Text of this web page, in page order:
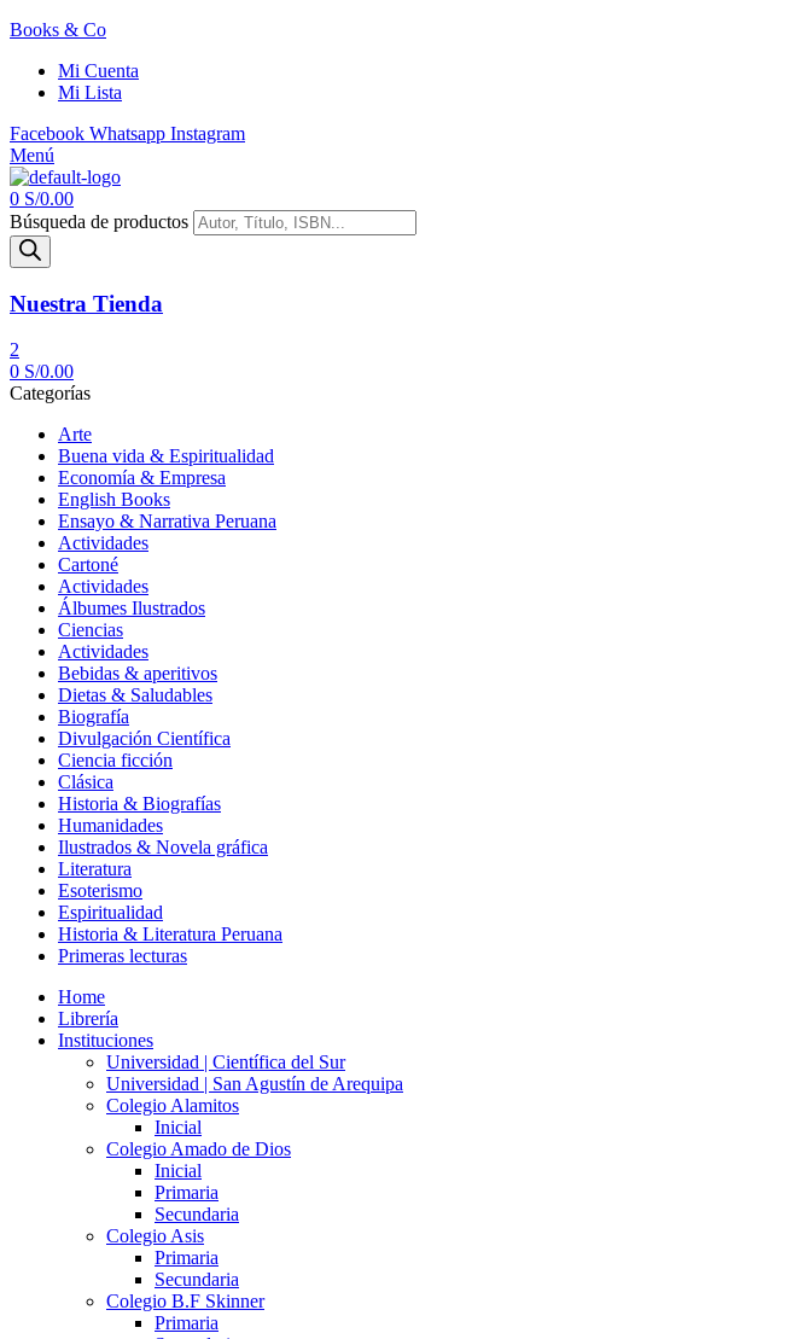
Books & Co
Mi Cuenta
Mi Lista
Facebook Whatsapp Instagram
Menú
0 S/0.00
Búsqueda de productos
Nuestra Tienda
2
0 S/0.00
Categorías
Arte
Buena vida & Espiritualidad
Economía & Empresa
English Books
Ensayo & Narrativa Peruana
Actividades
Cartoné
Actividades
Álbumes Ilustrados
Ciencias
Actividades
Bebidas & aperitivos
Dietas & Saludables
Biografía
Divulgación Científica
Ciencia ficción
Clásica
Historia & Biografías
Humanidades
Ilustrados & Novela gráfica
Literatura
Esoterismo
Espiritualidad
Historia & Literatura Peruana
Primeras lecturas
Home
Librería
Instituciones
Universidad | Científica del Sur
Universidad | San Agustín de Arequipa
Colegio Alamitos
Inicial
Colegio Amado de Dios
Inicial
Primaria
Secundaria
Colegio Asis
Primaria
Secundaria
Colegio B.F Skinner
Primaria